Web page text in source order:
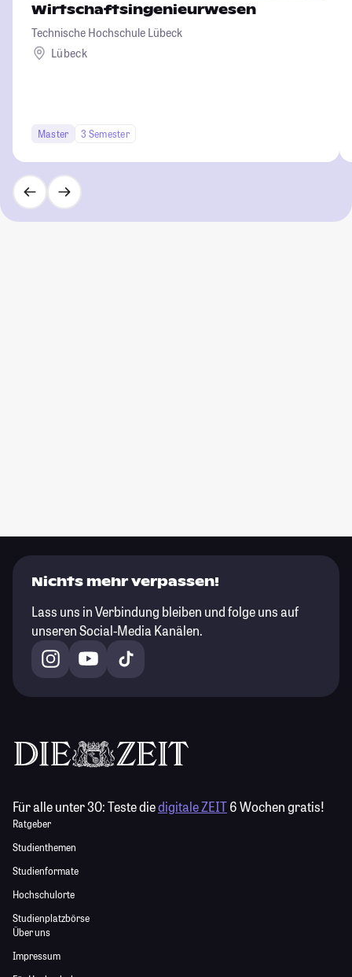
Wirtschaftsingenieurwesen
Technische Hochschule Lübeck
Lübeck
Master 3 Semester
Nichts mehr verpassen!
Lass uns in Verbindung bleiben und folge uns auf
unseren Social-Media Kanälen.
Für alle unter 30:Teste diedigitale ZEIT6 Wochen gratis!
Ratgeber
Studienthemen
Studienformate
Hochschulorte
Studienplatzbörse
Über uns
Impressum